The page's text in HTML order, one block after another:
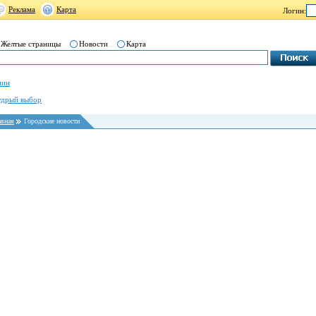
Реклама Карта Логин:
Желтые страницы Новости Карта
выбор
Городские новости